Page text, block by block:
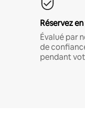
Réservez
Évalué par
de
pendant